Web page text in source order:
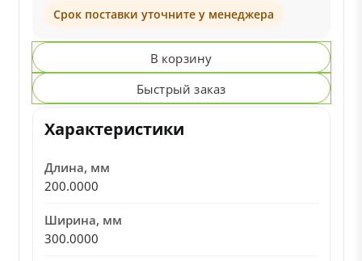
Срок поставки уточните у менеджера
В корзину
Быстрый заказ
Характеристики
Длина, мм
200.0000
Ширина, мм
300.0000